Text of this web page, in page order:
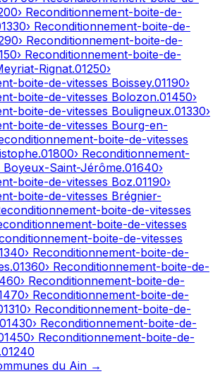
› Reconditionnement-boite-de-
› Reconditionnement-boite-de-
› Reconditionnement-boite-de-
› Reconditionnement-boite-de-
Rignat.01250›
boite-de-vitesses Boissey.01190›
boite-de-vitesses Bolozon.01450›
boite-de-vitesses Bouligneux.01330›
boite-de-vitesses Bourg-en-
boite-de-vitesses
.01800› Reconditionnement-
Boyeux-Saint-Jérôme.01640›
boite-de-vitesses Boz.01190›
boite-de-vitesses Brégnier-
boite-de-vitesses
boite-de-vitesses
boite-de-vitesses
› Reconditionnement-boite-de-
.01360› Reconditionnement-boite-de-
› Reconditionnement-boite-de-
› Reconditionnement-boite-de-
› Reconditionnement-boite-de-
01430› Reconditionnement-boite-de-
› Reconditionnement-boite-de-
.01240
du Ain →